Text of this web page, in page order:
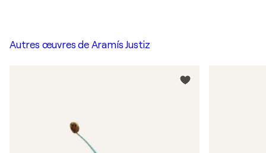
Autres œuvres de Aramís Justiz